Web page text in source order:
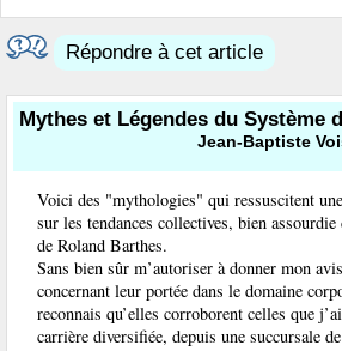
Répondre à cet article
Mythes et Légendes du Système
Jean-Baptiste
Voici des "mythologies" qui ressuscitent
sur les tendances collectives, bien
de Roland Barthes.
Sans bien sûr m’autoriser à donner mon
concernant leur portée dans le domaine
reconnais qu’elles corroborent celles que
carrière diversifiée, depuis une succursale